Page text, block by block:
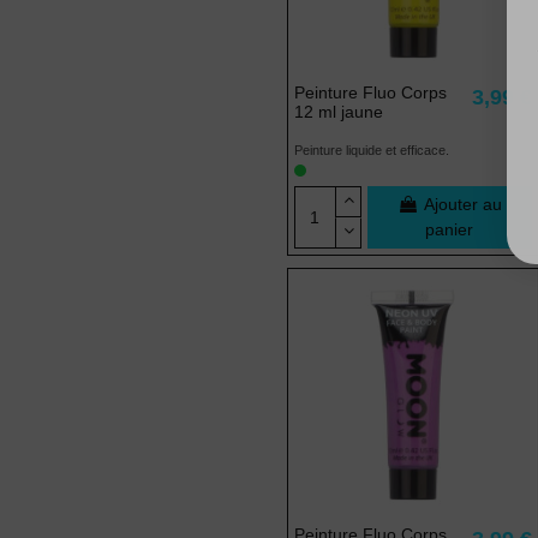
Peinture Fluo Corps
12 ml jaune
3,99 €
Peinture liquide et efficace.
Ajouter au
panier